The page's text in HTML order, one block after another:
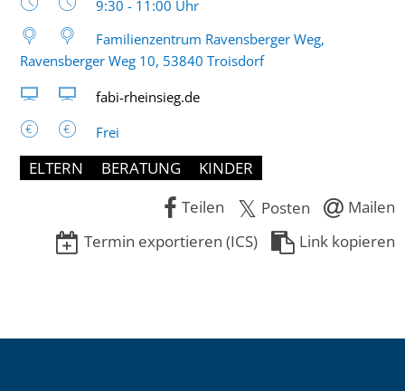
9:30 - 11:00 Uhr
Familienzentrum Ravensberger Weg,
Ravensberger Weg 10, 53840 Troisdorf
fabi-rheinsieg.de
Frei
ELTERN BERATUNG
KINDER
Teilen
Posten
Mailen
Termin exportieren (ICS)
Link kopieren